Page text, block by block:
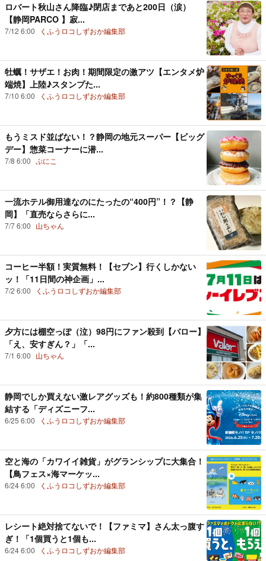
ロバート秋山さん降臨♪閉店まであと200日（涙）
【静岡PARCO 】寂...
7/12 6:00 くふうロコしずおか編集部
牡蠣！サザエ！お肉！期間限定の激アツ【エンタメ炉
端焼】上陸♪スタンプた...
7/10 6:00 くふうロコしずおか編集部
もうミスド並ばない！？静岡の地元スーパー【ビッグ
デー】惣菜コーナーに潜...
7/8 6:00 ぷにこ
一流ホテル御用達なのにたったの“400円”！？【静
岡】「直売ならさらに...
7/7 6:00 山ちゃん
コーヒー半額！実質無料！【セブン】行くしかない
ッ！「11日間の神企画」...
7/2 6:00 くふうロコしずおか編集部
夕方には棚空っぽ（泣）98円にファン殺到【バロー】
「え、安すぎん？」「...
7/1 6:00 山ちゃん
静岡でしか買えない激レアグッズも！約800種類が集
結する「ディズニーフ...
6/25 6:00 くふうロコしずおか編集部
空と海の「カワイイ雑貨」がグランシップに大集合！
【鳥フェス×海マーケッ...
6/24 6:00 くふうロコしずおか編集部
レシート絶対捨てないで！【ファミマ】さん太っ腹す
ぎ！「1個買うと1個も...
6/24 6:00 くふうロコしずおか編集部